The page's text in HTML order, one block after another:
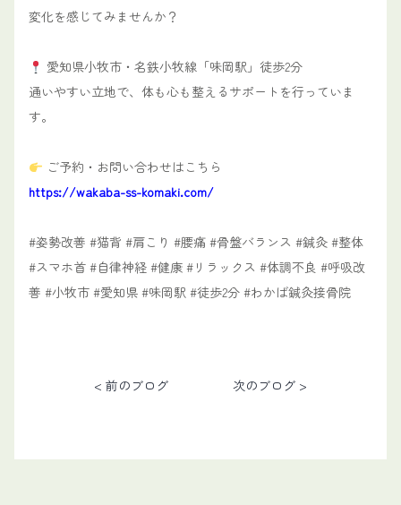
変化を感じてみませんか？
愛知県小牧市・名鉄小牧線「味岡駅」徒歩2分
通いやすい立地で、体も心も整えるサポートを行っていま
す。
ご予約・お問い合わせはこちら
https://wakaba-ss-komaki.com/
#姿勢改善 #猫背 #肩こり #腰痛 #骨盤バランス #鍼灸 #整体
#スマホ首 #自律神経 #健康 #リラックス #体調不良 #呼吸改
善 #小牧市 #愛知県 #味岡駅 #徒歩2分 #わかば鍼灸接骨院
< 前のブログ 次のブログ >